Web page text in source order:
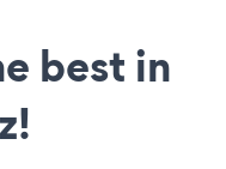
best in